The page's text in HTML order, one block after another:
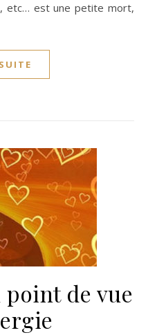
etc… est une petite mort,
de vue